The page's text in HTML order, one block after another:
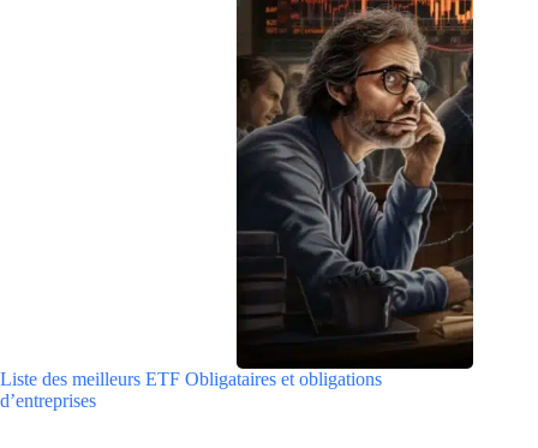
Liste des meilleurs ETF Obligataires et obligations
d’entreprises